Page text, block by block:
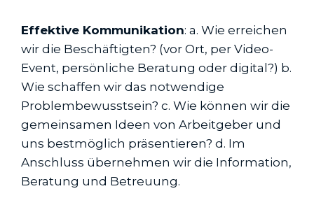
Effektive Kommunikation: a. Wie erreichen
wir die Beschäftigten? (vor Ort, per Video-
Event, persönliche Beratung oder digital?) b.
Wie schaffen wir das notwendige
Problembewusstsein? c. Wie können wir die
gemeinsamen Ideen von Arbeitgeber und
uns bestmöglich präsentieren? d. Im
Anschluss übernehmen wir die Information,
Beratung und Betreuung.